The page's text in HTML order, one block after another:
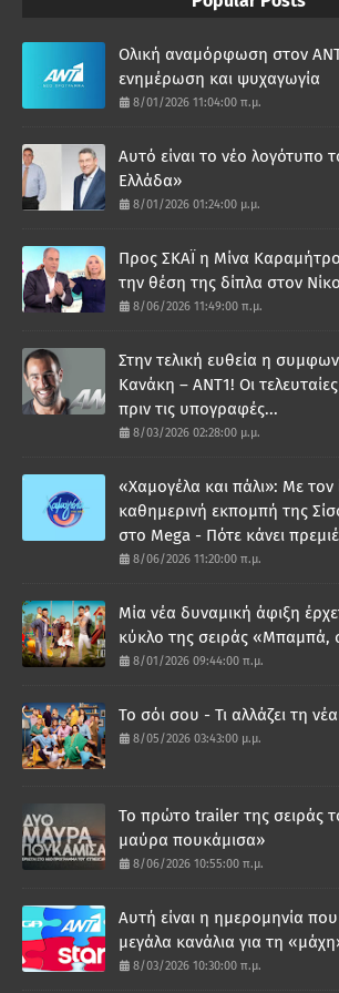
Ολική αναμόρφωση στον
ενημέρωση και ψυχαγωγία
8/01/2026 11:04:00 π.μ.
Αυτό είναι το νέο λογότυπο
Ελλάδα»
8/01/2026 01:24:00 μ.μ.
Προς ΣΚΑΪ η Μίνα
την θέση της δίπλα στον
8/06/2026 11:49:00 π.μ.
Στην τελική ευθεία η
Κανάκη – ΑΝΤ1! Οι
πριν τις υπογραφές...
8/03/2026 02:28:00 μ.μ.
«Χαμογέλα και πάλι»: Με τον
καθημερινή εκπομπή της
στο Mega - Πότε κάνει
8/06/2026 11:20:00 π.μ.
Μία νέα δυναμική άφιξη
κύκλο της σειράς
8/01/2026 09:44:00 π.μ.
Το σόι σου - Τι αλλάζει τη
8/05/2026 03:43:00 μ.μ.
Το πρώτο trailer της σειράς
μαύρα πουκάμισα»
8/06/2026 10:55:00 π.μ.
Αυτή είναι η ημερομηνία
μεγάλα κανάλια για τη
8/03/2026 10:30:00 π.μ.